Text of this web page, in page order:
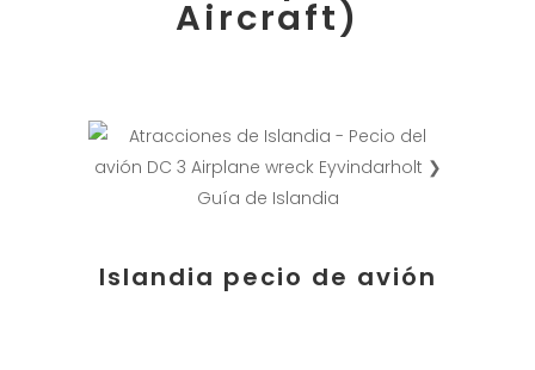
Aircraft)
Islandia pecio de avión